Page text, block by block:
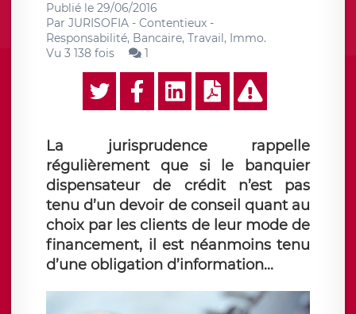
Publié le 29/06/2016
Par JURISOFIA - Contentieux -
Responsabilité, Bancaire, Travail, Immo.
Vu 3 138 fois
1
La jurisprudence rappelle
régulièrement que si le banquier
dispensateur de crédit n’est pas
tenu d’un devoir de conseil quant au
choix par les clients de leur mode de
financement, il est néanmoins tenu
d’une obligation d’information...